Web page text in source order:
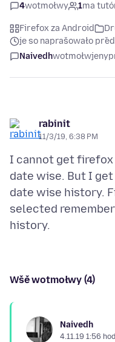
4wotmołwy 1ma
Firefox za Android
je so naprašowało
Naivedhwotmołwjeny
rabinit
11/3/19, 6:38 PM
I cannot get
date wise. But I
date wise history.
selected
Wšě wotmołwy (4)
Naivedh
4.11.19 1:56